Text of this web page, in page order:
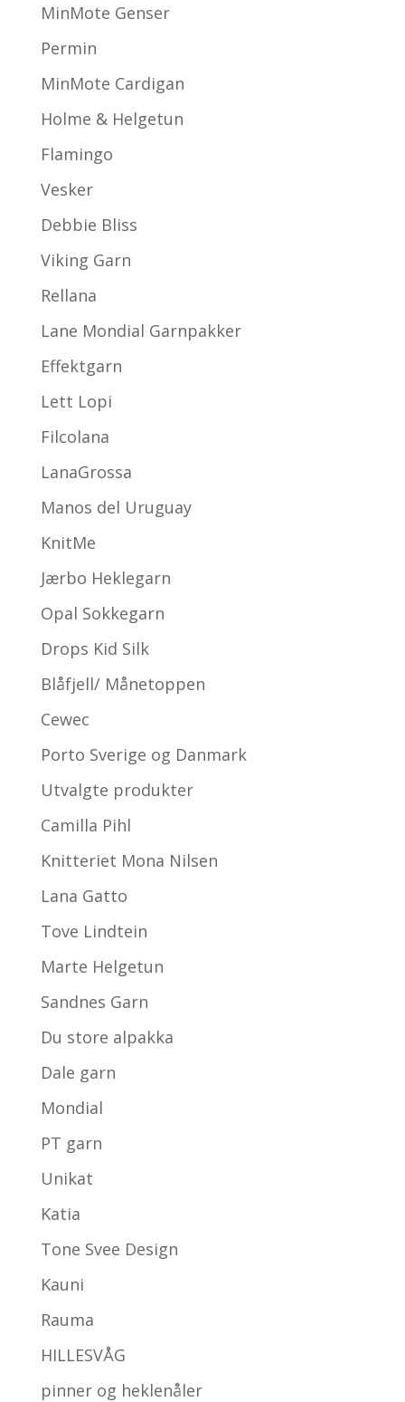
MinMote Genser
Permin
MinMote Cardigan
Holme & Helgetun
Flamingo
Vesker
Debbie Bliss
Viking Garn
Rellana
Lane Mondial Garnpakker
Effektgarn
Lett Lopi
Filcolana
LanaGrossa
Manos del Uruguay
KnitMe
Jærbo Heklegarn
Opal Sokkegarn
Drops Kid Silk
Blåfjell/ Månetoppen
Cewec
Porto Sverige og Danmark
Utvalgte produkter
Camilla Pihl
Knitteriet Mona Nilsen
Lana Gatto
Tove Lindtein
Marte Helgetun
Sandnes Garn
Du store alpakka
Dale garn
Mondial
PT garn
Unikat
Katia
Tone Svee Design
Kauni
Rauma
HILLESVÅG
pinner og heklenåler